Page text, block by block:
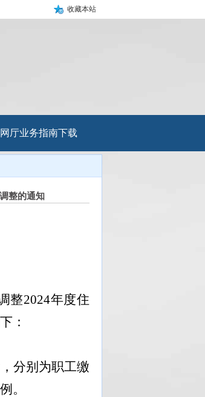
收藏本站
网厅业务指南下载
整的通知
整2024年度住
：
分别为职工缴
。